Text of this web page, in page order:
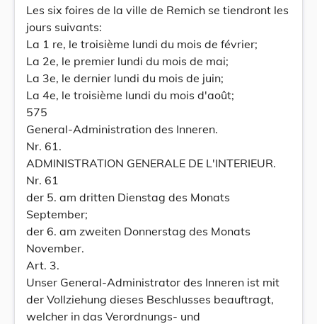
Les six foires de la ville de Remich se tiendront les
jours suivants:
La 1 re, le troisième lundi du mois de février;
La 2e, le premier lundi du mois de mai;
La 3e, le dernier lundi du mois de juin;
La 4e, le troisième lundi du mois d'août;
575
General-Administration des Inneren.
Nr. 61.
ADMINISTRATION GENERALE DE L'INTERIEUR.
Nr. 61
der 5. am dritten Dienstag des Monats
September;
der 6. am zweiten Donnerstag des Monats
November.
Art. 3.
Unser General-Administrator des Inneren ist mit
der Vollziehung dieses Beschlusses beauftragt,
welcher in das Verordnungs- und